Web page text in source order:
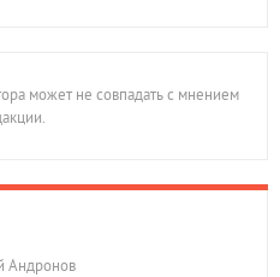
может не совпадать с мнением
Андронов